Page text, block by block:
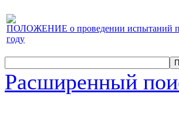
ПОЛОЖЕНИЕ о проведении испытаний
году
Расширенный